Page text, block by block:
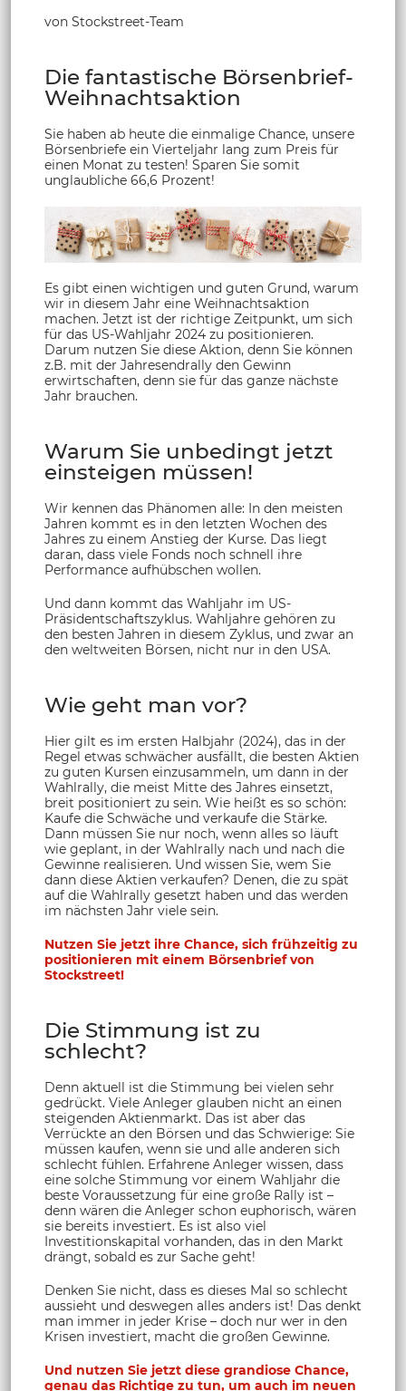
von Stockstreet-Team
Die fantastische Börsenbrief-
Weihnachtsaktion
Sie haben ab heute die einmalige Chance, unsere
Börsenbriefe ein Vierteljahr lang zum Preis für
einen Monat zu testen! Sparen Sie somit
unglaubliche 66,6 Prozent!
Es gibt einen wichtigen und guten Grund, warum
wir in diesem Jahr eine Weihnachtsaktion
machen. Jetzt ist der richtige Zeitpunkt, um sich
für das US-Wahljahr 2024 zu positionieren.
Darum nutzen Sie diese Aktion, denn Sie können
z.B. mit der Jahresendrally den Gewinn
erwirtschaften, denn sie für das ganze nächste
Jahr brauchen.
Warum Sie unbedingt jetzt
einsteigen müssen!
Wir kennen das Phänomen alle: In den meisten
Jahren kommt es in den letzten Wochen des
Jahres zu einem Anstieg der Kurse. Das liegt
daran, dass viele Fonds noch schnell ihre
Performance aufhübschen wollen.
Und dann kommt das Wahljahr im US-
Präsidentschaftszyklus. Wahljahre gehören zu
den besten Jahren in diesem Zyklus, und zwar an
den weltweiten Börsen, nicht nur in den USA.
Wie geht man vor?
Hier gilt es im ersten Halbjahr (2024), das in der
Regel etwas schwächer ausfällt, die besten Aktien
zu guten Kursen einzusammeln, um dann in der
Wahlrally, die meist Mitte des Jahres einsetzt,
breit positioniert zu sein. Wie heißt es so schön:
Kaufe die Schwäche und verkaufe die Stärke.
Dann müssen Sie nur noch, wenn alles so läuft
wie geplant, in der Wahlrally nach und nach die
Gewinne realisieren. Und wissen Sie, wem Sie
dann diese Aktien verkaufen? Denen, die zu spät
auf die Wahlrally gesetzt haben und das werden
im nächsten Jahr viele sein.
Nutzen Sie jetzt ihre Chance, sich frühzeitig zu
positionieren mit einem Börsenbrief von
Stockstreet!
Die Stimmung ist zu
schlecht?
Denn aktuell ist die Stimmung bei vielen sehr
gedrückt. Viele Anleger glauben nicht an einen
steigenden Aktienmarkt. Das ist aber das
Verrückte an den Börsen und das Schwierige: Sie
müssen kaufen, wenn sie und alle anderen sich
schlecht fühlen. Erfahrene Anleger wissen, dass
eine solche Stimmung vor einem Wahljahr die
beste Voraussetzung für eine große Rally ist –
denn wären die Anleger schon euphorisch, wären
sie bereits investiert. Es ist also viel
Investitionskapital vorhanden, das in den Markt
drängt, sobald es zur Sache geht!
Denken Sie nicht, dass es dieses Mal so schlecht
aussieht und deswegen alles anders ist! Das denkt
man immer in jeder Krise – doch nur wer in den
Krisen investiert, macht die großen Gewinne.
Und nutzen Sie jetzt diese grandiose Chance,
genau das Richtige zu tun, um auch im neuen